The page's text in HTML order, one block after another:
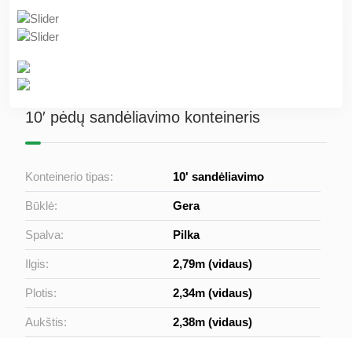
10′ pėdų sandėliavimo konteineris
Konteinerio tipas: 10' sandėliavimo
Būklė: Gera
Spalva: Pilka
Ilgis: 2,79m (vidaus)
Plotis: 2,34m (vidaus)
Aukštis: 2,38m (vidaus)